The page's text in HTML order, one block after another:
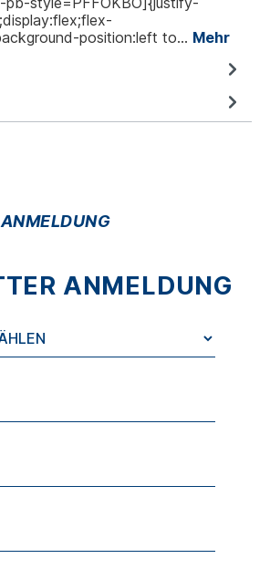
position:left to… Mehr
ANMELDUNG